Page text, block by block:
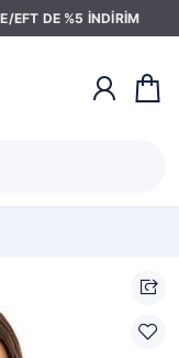
EFT DE %5 İNDİRİM